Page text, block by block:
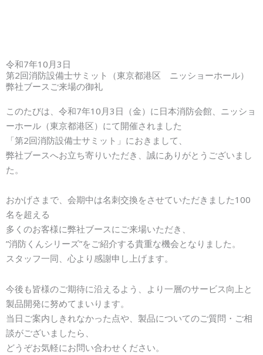
令和7年10月3日
第2回消防設備士サミット（東京都港区 ニッショーホール）
弊社ブースご来場の御礼
このたびは、令和7年10月3日（金）に日本消防会館、ニッショ
ーホール（東京都港区）にて開催されました
「第2回消防設備士サミット」におきまして、
弊社ブースへお立ち寄りいただき、誠にありがとうございまし
た。
おかげさまで、会期中は名刺交換をさせていただきました100
名を超える
多くのお客様に弊社ブースにご来場いただき、
”消防くんシリーズ”をご紹介する貴重な機会となりました。
スタッフ一同、心より感謝申し上げます。
今後も皆様のご期待に沿えるよう、より一層のサービス向上と
製品開発に努めてまいります。
当日ご案内しきれなかった点や、製品についてのご質問・ご相
談がございましたら、
どうぞお気軽にお問い合わせください。